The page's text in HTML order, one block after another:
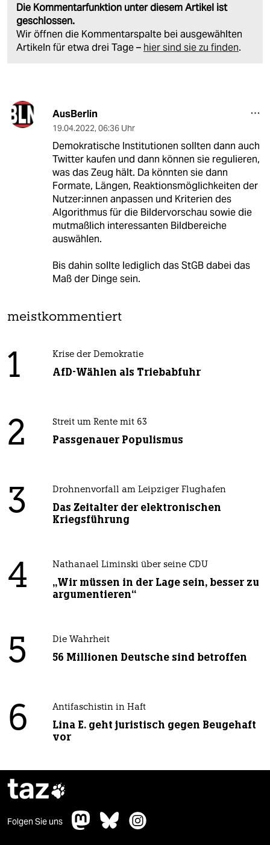
Die Kommentarfunktion unter diesem Artikel ist
geschlossen.
Wir öffnen die Kommentarspalte bei ausgewählten
Artikeln für etwa drei Tage – hier sind sie zu finden.
AusBerlin
19.04.2022, 06:36 Uhr
Demokratische Institutionen sollten dann auch
Twitter kaufen und dann können sie regulieren,
was das Zeug hält. Da könnten sie dann
Formate, Längen, Reaktionsmöglichkeiten der
Nut­ze­r:in­nen anpassen und Kriterien des
Algorithmus für die Bildervorschau sowie die
mutmaßlich interessanten Bildbereiche
auswählen.
Bis dahin sollte lediglich das StGB dabei das
Maß der Dinge sein.
meistkommentiert
1 Krise der Demokratie
AfD-Wählen als Triebabfuhr
2 Streit um Rente mit 63
Passgenauer Populismus
3 Drohnenvorfall am Leipziger Flughafen
Das Zeitalter der elektronischen
Kriegsführung
4 Nathanael Liminski über seine CDU
„Wir müssen in der Lage sein, besser zu
argumentieren“
5 Die Wahrheit
56 Millionen Deutsche sind betroffen
6 Antifaschistin in Haft
Lina E. geht juristisch gegen Beugehaft
vor
taz
Folgen Sie uns